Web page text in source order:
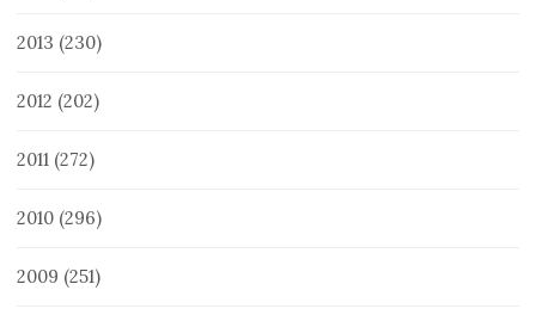
2013 (230)
2012 (202)
2011 (272)
2010 (296)
2009 (251)